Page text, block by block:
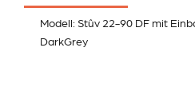
Modell: Stûv 22-90 DF mit
DarkGrey